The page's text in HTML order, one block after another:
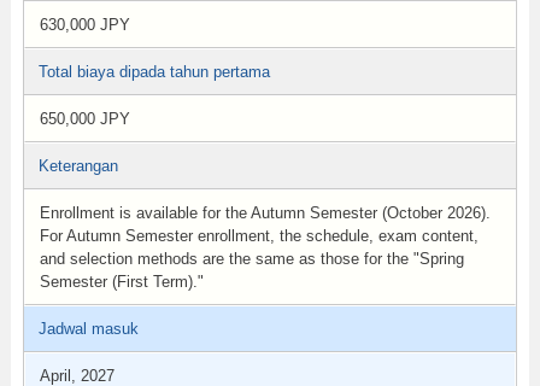
630,000 JPY
Total biaya dipada tahun pertama
650,000 JPY
Keterangan
Enrollment is available for the Autumn Semester (October 2026).
For Autumn Semester enrollment, the schedule, exam content,
and selection methods are the same as those for the "Spring
Semester (First Term)."
Jadwal masuk
April, 2027